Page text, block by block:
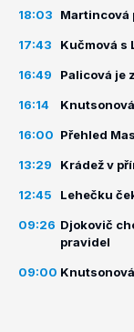
18:03 Martincová
17:43 Kučmová s
16:49 Palicová je
16:14
16:00 Přehled
13:29 Krádež v
12:45 Lehečku
09:26 Djokovič
pravidel
09:00